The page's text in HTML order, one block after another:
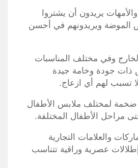
يريدون أن يشتروا
الموضة ويريدونهم في أحسن
وفي مختلف المناسبات
ذات جودة وخامة جيدة
تسبب لهم أي ازعاج.
لمختلف ملابس الأطفال
مراحل الأطفال المختلفة.
والعلامات التجارية
عصرية وراقية تتناسب